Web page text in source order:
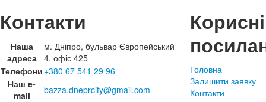
Контакти
Наша
адреса
м. Дніпро, бульвар Європейський
4, офіс 425
Телефони +380 67 541 29 96
Наш e-
mail
bazza.dneprcity@gmail.com
Корисні
Головна
Залишити заявку
Контакти